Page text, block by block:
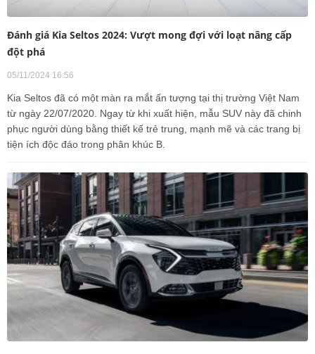
Đánh giá Kia Seltos 2024: Vượt mong đợi với loạt nâng cấp
đột phá
05/11/2024 16:56
Kia Seltos đã có một màn ra mắt ấn tượng tại thị trường Việt Nam
từ ngày 22/07/2020. Ngay từ khi xuất hiện, mẫu SUV này đã chinh
phục người dùng bằng thiết kế trẻ trung, mạnh mẽ và các trang bị
tiện ích độc đáo trong phân khúc B.